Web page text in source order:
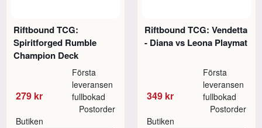
Riftbound TCG:
Spiritforged Rumble
Champion Deck
279 kr
Första
leveransen
fullbokad
Butiken
Postorder
Riftbound TCG: Vendetta
- Diana vs Leona Playmat
349 kr
Första
leveransen
fullbokad
Butiken
Postorder